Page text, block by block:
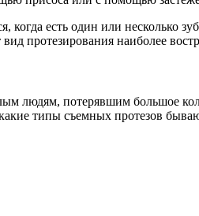
когда есть один или несколько
протезирования наиболее
людям, потерявшим большое
типы съемных протезов